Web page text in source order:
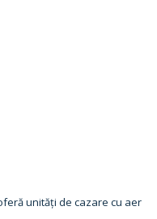
unități de cazare cu aer